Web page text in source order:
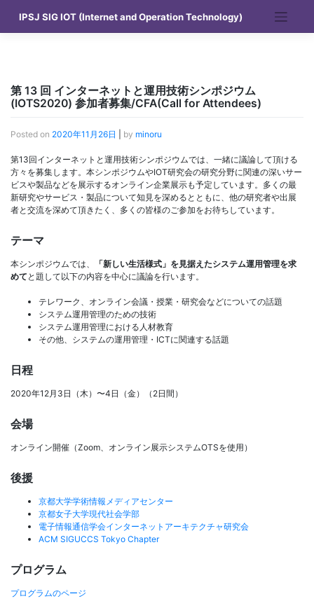
content
IPSJ SIG IOT (Internet and Operation Technology)
第 13 回 インターネットと運用技術シンポジウム
(IOTS2020) 参加者募集/CFA(Call for Attendees)
Posted on 2020年11月26日 by minoru
第13回インターネットと運用技術シンポジウムでは、一緒に議論して頂ける
方々を募集します。本シンポジウムやIOT研究会の研究分野に関連の深いサー
ビスや製品などを展示するオンライン企業展示も予定しています。多くの最
新研究やサービス・製品について知見を深めるとともに、他の研究者や出展
者と交流を深めて頂きたく、多くの皆様のご参加をお待ちしています。
テーマ
本シンポジウムでは、
「新しい生活様式」を見据えたシステム運用管理を求
めて と題して以下の内容を中心に議論を行います。
テレワーク、オンライン会議・授業・研究会などについての話題
システム運用管理のための技術
システム運用管理における人材教育
その他、システムの運用管理・ICTに関連する話題
日程
2020年12月3日（木）〜4日（金）（2日間）
会場
オンライン開催（Zoom、オンライン展示システムOTSを使用）
後援
京都大学学術情報メディアセンター
京都女子大学現代社会学部
電子情報通信学会インターネットアーキテクチャ研究会
ACM SIGUCCS Tokyo Chapter
プログラム
プログラムのページ